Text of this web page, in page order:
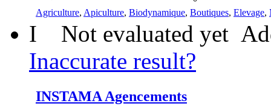
Agriculture, Apiculture, Biodynamique, Boutiques, Elevage,
I Not evaluated yet
Inaccurate result?
INSTAMA Agencements